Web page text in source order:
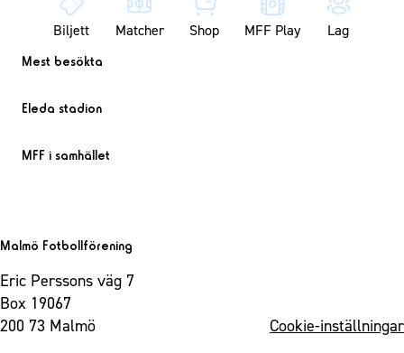
Biljett Matcher Shop MFF Play Lag
Mest besökta
Eleda stadion
MFF i samhället
Malmö Fotbollförening
Eric Perssons väg 7
Box 19067
200 73 Malmö
Cookie-inställningar